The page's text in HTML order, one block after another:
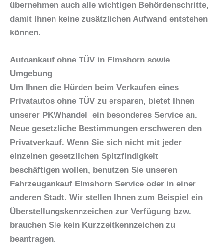
übernehmen auch alle wichtigen Behördenschritte,
damit Ihnen keine zusätzlichen Aufwand entstehen
können.
Autoankauf ohne TÜV in Elmshorn sowie
Umgebung
Um Ihnen die Hürden beim Verkaufen eines
Privatautos ohne TÜV zu ersparen, bietet Ihnen
unserer PKWhandel ein besonderes Service an.
Neue gesetzliche Bestimmungen erschweren den
Privatverkauf. Wenn Sie sich nicht mit jeder
einzelnen gesetzlichen Spitzfindigkeit
beschäftigen wollen, benutzen Sie unseren
Fahrzeugankauf Elmshorn Service oder in einer
anderen Stadt. Wir stellen Ihnen zum Beispiel ein
Überstellungskennzeichen zur Verfügung bzw.
brauchen Sie kein Kurzzeitkennzeichen zu
beantragen.